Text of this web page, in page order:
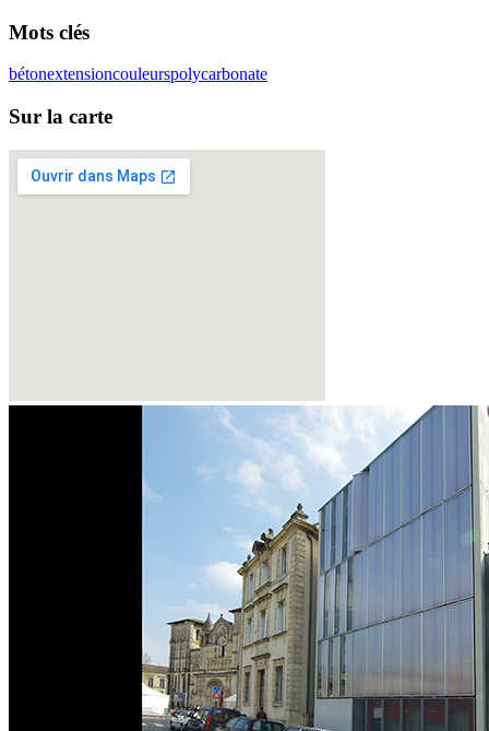
Mots clés
bétonextensioncouleurspolycarbonate
Sur la carte